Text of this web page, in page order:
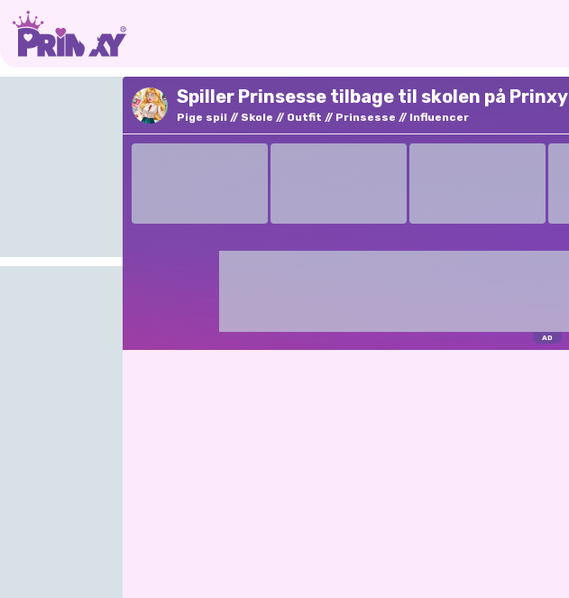
Spiller Prinsesse tilbage til skolen på Prinxy
Pige spil Skole Outfit Prinsesse Influencer